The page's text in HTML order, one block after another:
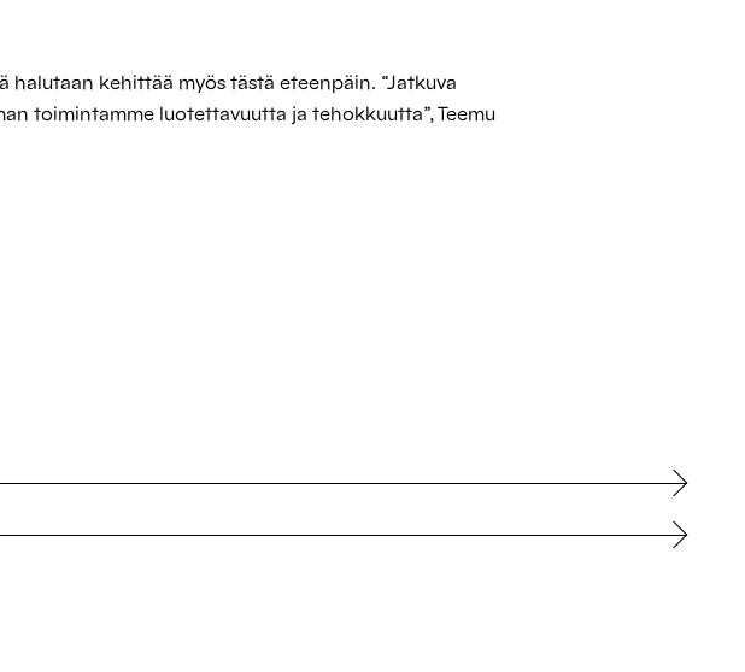
kehittää myös tästä eteenpäin. “Jatkuva
toimintamme luotettavuutta ja tehokkuutta”, Teemu